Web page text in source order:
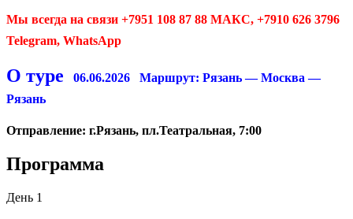
Мы всегда на связи +7951 108 87 88 МАКС, +7910 626 3796
Telegram, WhatsApp
О туре 06.06.2026 Маршрут: Рязань — Москва —
Рязань
Отправление: г.Рязань, пл.Театральная, 7:00
Программа
День 1